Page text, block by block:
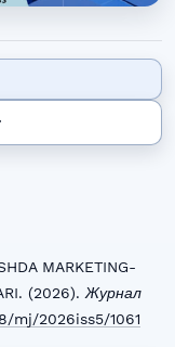
MARKETING-
(2026). Журнал
mj/2026iss5/1061